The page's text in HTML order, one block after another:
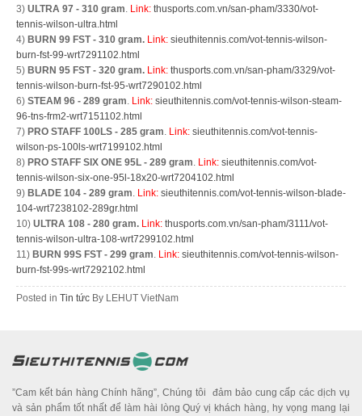
3) ULTRA 97 - 310 gram Link: thusports.com.vn/san-pham/3330/vot-
tennis-wilson-ultra.html
4) BURN 99 FST - 310 gram. Link: sieuthitennis.com/vot-tennis-wilson-
burn-fst-99-wrt7291102.html
5) BURN 95 FST - 320 gram. Link: thusports.com.vn/san-pham/3329/vot-
tennis-wilson-burn-fst-95-wrt7290102.html
6) STEAM 96 - 289 gram Link: sieuthitennis.com/vot-tennis-wilson-steam-
96-tns-frm2-wrt7151102.html
7) PRO STAFF 100LS - 285 gram Link: sieuthitennis.com/vot-tennis-
wilson-ps-100ls-wrt7199102.html
8) PRO STAFF SIX ONE 95L - 289 gram Link: sieuthitennis.com/vot-
tennis-wilson-six-one-95l-18x20-wrt7204102.html
9) BLADE 104 - 289 gram Link: sieuthitennis.com/vot-tennis-wilson-blade-
104-wrt7238102-289gr.html
10) ULTRA 108 - 280 gram. Link: thusports.com.vn/san-pham/3111/vot-
tennis-wilson-ultra-108-wrt7299102.html
11) BURN 99S FST - 299 gram Link: sieuthitennis.com/vot-tennis-wilson-
burn-fst-99s-wrt7292102.html
Posted in Tin tức By LEHUT VietNam
”Cam kết bán hàng Chính hãng”, Chúng tôi đảm bảo cung cấp các dịch vụ
và sản phẩm tốt nhất để làm hài lòng Quý vị khách hàng, hy vọng mang lại